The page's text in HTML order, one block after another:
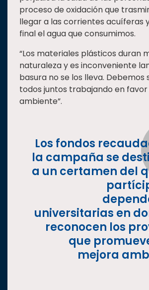
proceso de oxidación que
llegar a las corrientes acuíferas
final el agua que consumimos.
“Los materiales plásticos duran
naturaleza y es inconveniente
basura no se los lleva.
todos juntos trabajando en
ambiente”.
Los fondos
la campaña se
a un certamen del
universitarias en
reconocen los
que
mejora